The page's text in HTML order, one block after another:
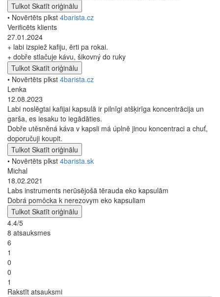
Tulkot Skatīt oriģinālu
• Novērtēts plkst 4barista.cz
Verificēts klients
27.01.2024
+ labi izspiež kafiju, ērti pa rokai.
+ dobře stlačuje kávu, šikovný do ruky
Tulkot Skatīt oriģinālu
• Novērtēts plkst 4barista.cz
Lenka
12.08.2023
Labi noslēgtai kafijai kapsulā ir pilnīgi atšķirīga koncentrācija un
garša, es iesaku to iegādāties.
Dobře utěsněná káva v kapsli má úplně jinou koncentraci a chuť,
doporučuji koupit.
Tulkot Skatīt oriģinālu
• Novērtēts plkst 4barista.sk
Michal
18.02.2021
Labs instruments nerūsējošā tērauda eko kapsulām
Dobrá pomôcka k nerezovym eko kapsuliam
Tulkot Skatīt oriģinālu
4.4/5
8 atsauksmes
6
1
0
0
1
Rakstīt atsauksmi